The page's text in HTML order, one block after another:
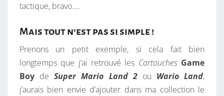
tactique, bravo….
Mais tout n’est pas si simple !
Prenons un petit exemple, si cela fait bien
longtemps que j’ai retrouvé les Cartouches Game
Boy deSuper Mario Land 2ou Wario Land,
j’aurais bien envie d’ajouter dans ma collection le